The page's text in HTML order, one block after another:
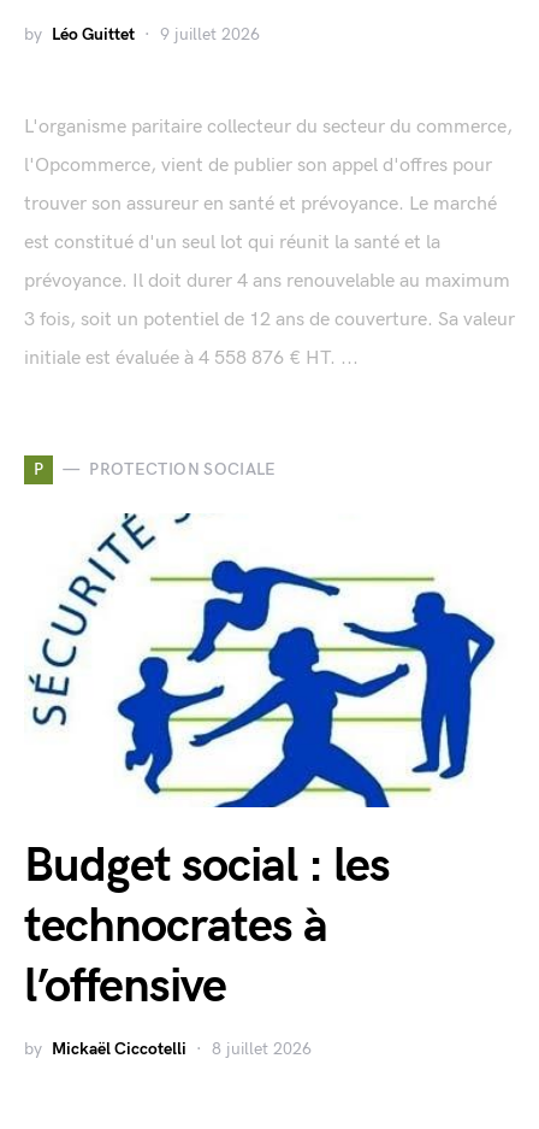
by Léo Guittet 9 juillet 2026
L'organisme paritaire collecteur du secteur du commerce,
l'Opcommerce, vient de publier son appel d'offres pour
trouver son assureur en santé et prévoyance. Le marché
est constitué d'un seul lot qui réunit la santé et la
prévoyance. Il doit durer 4 ans renouvelable au maximum
3 fois, soit un potentiel de 12 ans de couverture. Sa valeur
initiale est évaluée à 4 558 876 € HT. ...
P PROTECTION SOCIALE
Budget social : les
technocrates à
l’offensive
by Mickaël Ciccotelli 8 juillet 2026